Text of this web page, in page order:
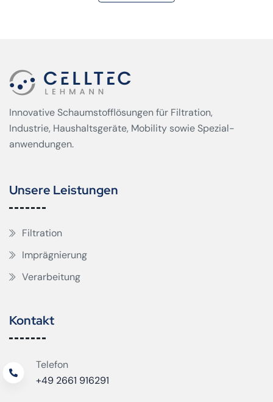
Innovative Schaumstofflösungen für Filtration,
Industrie, Haushaltsgeräte, Mobility sowie Spezial­
anwendungen.
Unsere Leistungen
Filtration
Imprägnierung
Verarbeitung
Kontakt
Telefon
+49 2661 916291